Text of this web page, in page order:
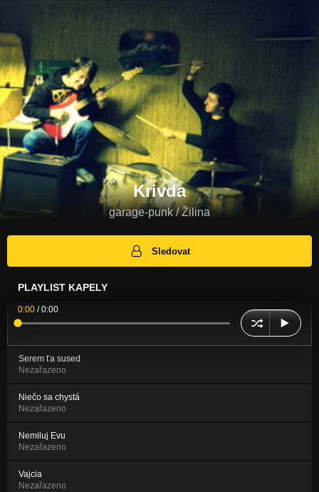
Krivda
garage-punk / Žilina
Sledovat
PLAYLIST KAPELY
0:00 /0:00
Serem ťa sused
Nezařazeno
Niečo sa chystá
Nezařazeno
Nemiluj Evu
Nezařazeno
Vajcia
Nezařazeno